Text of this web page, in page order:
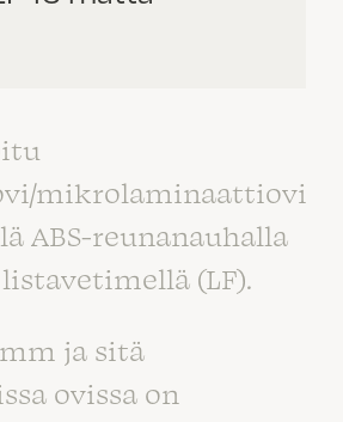
mikrolaminaattiovi
ABS-reunanauhalla
(LF).
mm ja sitä
ovissa on